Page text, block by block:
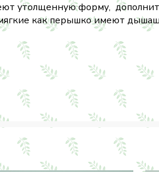
утолщенную форму,
как перышко имеют